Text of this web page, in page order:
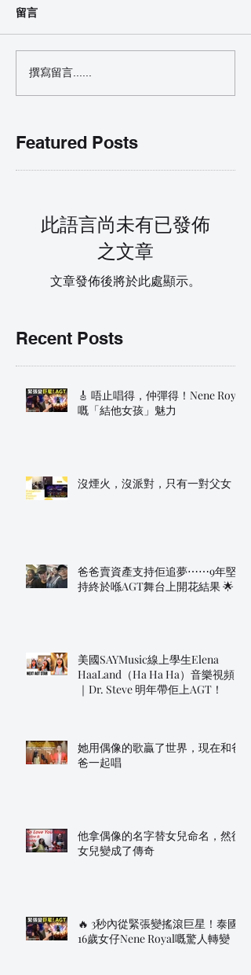
留言
撰寫留言......
Featured Posts
此語言尚未有已發佈
之文章
文章發佈後將於此處顯示。
Recent Posts
🎸 唔止唱得，仲彈得！Nene Royal
嘅「結他女孩」魅力
沒煙火，沒派對，只有一對父女
爸爸賣資產支持佢追夢⋯⋯9年堅
持終於喺AGT舞台上開花結果 🌟
美國SAYMusic線上學生Elena
HaaLand（Ha Ha Ha）音樂視頻
｜Dr. Steve 明年帶佢上AGT！
她用偶像的歌贏了世界，現在和爸
爸一起唱
他拿偶像的名字替女兒命名，然後
女兒變成了傳奇
🔥 3秒內從緊張變搖滾巨星！泰國
16歲女仔Nene Royal嘅驚人轉變